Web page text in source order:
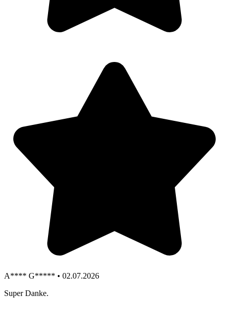
A**** G***** • 02.07.2026
Super Danke.